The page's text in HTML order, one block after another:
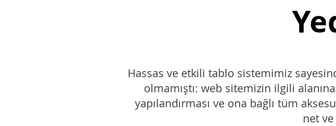
​Hassas ve etkili tablo sistemimiz
olmamıştı: web sitemizin ilgili
yapılandırması ve ona bağlı tüm
net